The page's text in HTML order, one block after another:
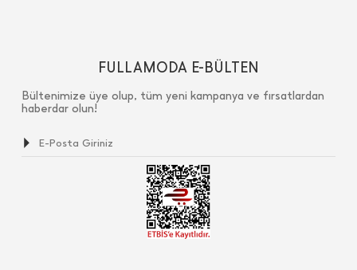
FULLAMODA E-BÜLTEN
Bültenimize üye olup, tüm yeni kampanya ve fırsatlardan
haberdar olun!